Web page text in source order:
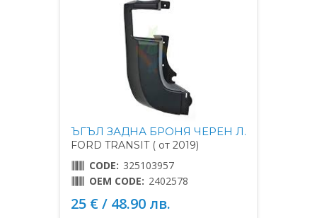
ЪГЪЛ ЗАДНА БРОНЯ ЧЕРЕН Л.
FORD TRANSIT ( от 2019)
CODE: 325103957
OEM CODE: 2402578
25 € / 48.90 лв.